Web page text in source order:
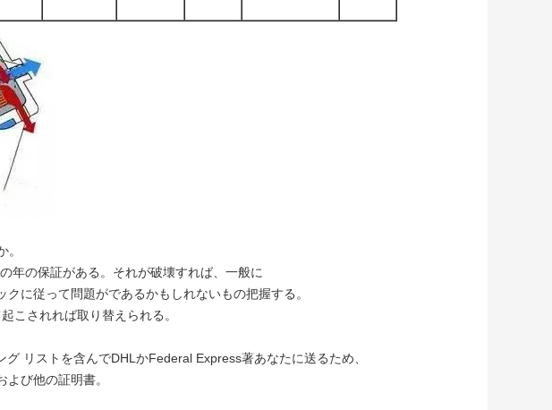
年の保証がある。それが破壊すれば、一般に
に従って問題がであるかもしれないもの把握する。
こされれば取り替えられる。
リストを含んでDHLかFederal Express著あなたに送るため、
び他の証明書。